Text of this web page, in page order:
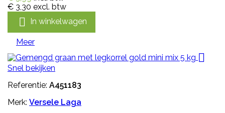
€ 3,30 excl. btw
 In winkelwagen
Meer

Snel bekijken
Referentie: A451183
Merk: Versele Laga